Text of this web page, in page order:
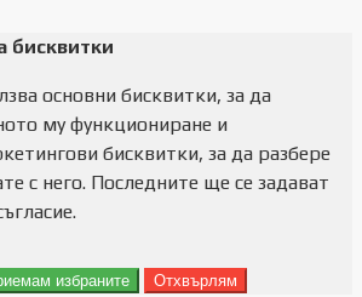
бисквитки
основни бисквитки, за да
му функциониране и
бисквитки, за да разбере
с него. Последните ще се задават
избраните Отхвърлям